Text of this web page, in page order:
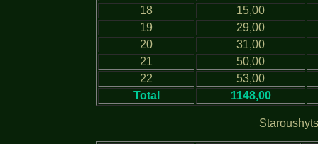
18
15,00
19
29,00
20
31,00
21
50,00
22
53,00
Total
1148,00